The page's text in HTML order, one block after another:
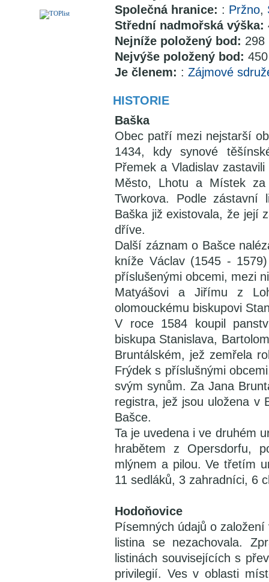
Společná hranice: : Pržno,
Střední nadmořská výška:
Nejníže položený bod: 298
Nejvýše položený bod:
Je členem: : Zájmové
HISTORIE
Baška
Obec patří mezi nejstarší
1434, kdy synové
Přemek a Vladislav
Město, Lhotu a Místek
Tworkova. Podle
Baška již existovala, že její
dříve.
Další záznam o Bašce
kníže Václav (1545 -
příslušenými obcemi, mezi
Matyášovi a Jiřímu z
olomouckému biskupovi
V roce 1584 koupil
biskupa Stanislava,
Bruntálském, jež zemřela
Frýdek s příslušnými
svým synům. Za Jana
registra, jež jsou uložena v
Bašce.
Ta je uvedena i ve druhém
hrabětem z Opersdorfu,
mlýnem a pilou. Ve třetím
11 sedláků, 3 zahradníci, 6
Hodoňovice
Písemných údajů o
listina se nezachovala.
listinách souvisejících s
privilegií. Ves v oblasti